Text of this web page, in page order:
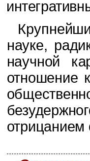
науке, ради­
научной
отношение
отрицанием